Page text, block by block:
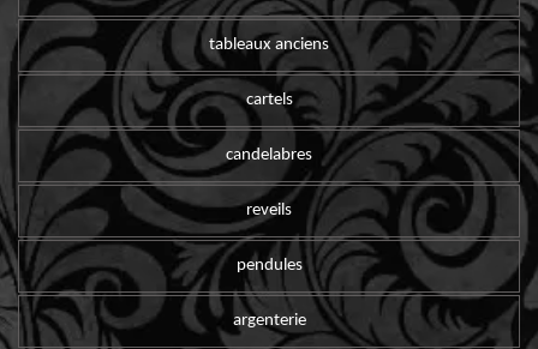
tableaux anciens
cartels
candelabres
reveils
pendules
argenterie